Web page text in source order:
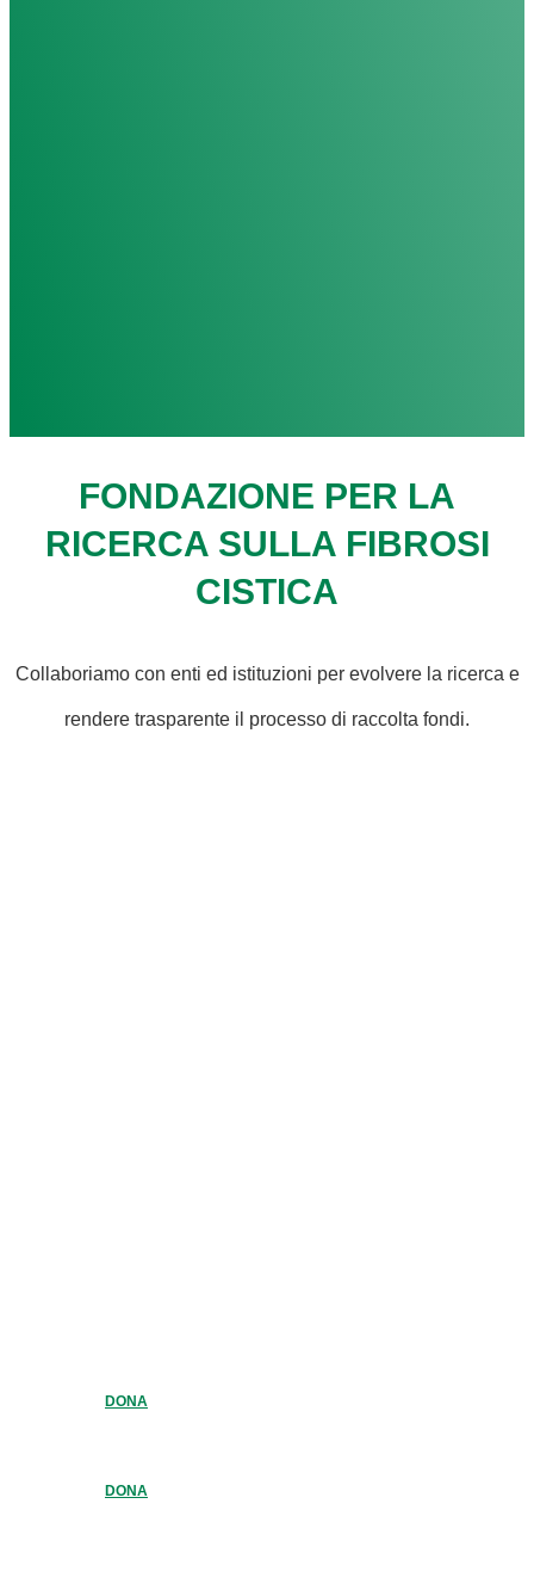
FONDAZIONE PER LA
RICERCA SULLA FIBROSI
CISTICA
Collaboriamo con enti ed istituzioni per evolvere la ricerca e
rendere trasparente il processo di raccolta fondi.
DONA
DONA